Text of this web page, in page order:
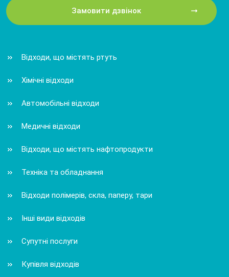
Замовити дзвінок
Відходи, що містять ртуть
Хімічні відходи
Автомобільні відходи
Медичні відходи
Відходи, що містять нафтопродукти
Техніка та обладнання
Відходи полімерів, скла, паперу, тари
Інші види відходів
Супутні послуги
Купівля відходів